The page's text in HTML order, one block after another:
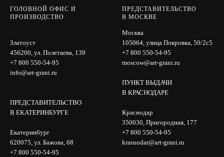
ГОЛОВНОЙ ОФИС И
ПРОИЗВОДСТВО
Златоуст
456200, ул. Полетаева, 139
+7 800 550-54-95
info@art-grani.ru
ПРЕДСТАВИТЕЛЬСТВО
В ЕКАТЕРИНБУРГЕ
Екатеринбург
620075, ул. Бажова, 68
+7 800 550-54-95
ПРЕДСТАВИТЕЛЬСТВО
В МОСКВЕ
Москва
105064, улица Покровка, 50/2с5
+7 800 550-54-95
moscow@art-grani.ru
ПУНКТ ВЫДАЧИ
В КРАСНОДАРЕ
Краснодар
350030, Пригородная, 177
+7 800 550-54-95
krasnodar@art-grani.ru